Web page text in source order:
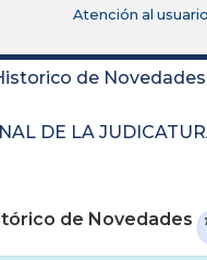
Atención al usuario
de Novedades
DE LA
de Novedades